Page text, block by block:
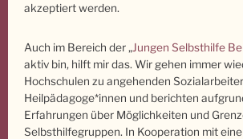
akzeptiert werden.
Auch im Bereich der „Jungen Selbsthilfe
aktiv bin, hilft mir das. Wir gehen immer
Hochschulen zu angehenden
Heilpädagoge*innen und berichten
Erfahrungen über Möglichkeiten und
Selbsthilfegruppen. In Kooperation mit